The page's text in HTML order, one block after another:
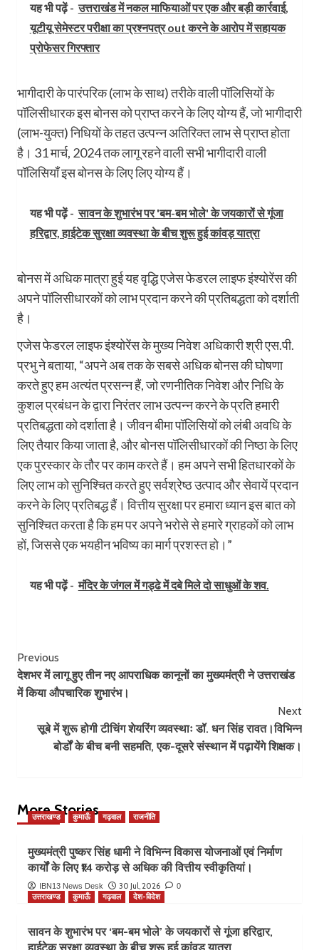
यह भी पढ़ें - उत्तराखंड में नकल माफियाओं पर एक और बड़ी कार्रवाई,
यूटीयू सेमेस्टर परीक्षा का प्रश्नपत्र out करने के आरोप में सहायक
प्रोफेसर गिरफ्तार
भागीदारी के पारंपरिक (लाभ के साथ) तरीके वाली पॉलिसियों के
पॉलिसीधारक इस बोनस को प्राप्त करने के लिए योग्य हैं, जो भागीदारी
(लाभ-युक्त) निधियों के तहत उत्पन्न अतिरिक्त लाभ से प्राप्त होता
है। 31 मार्च, 2024 तक लागू रहने वाली सभी भागीदारी वाली
पॉलिसियाँ इस बोनस के लिए लिए योग्य हैं।
यह भी पढ़ें - सावन के शुभारंभ पर 'बम-बम भोले' के जयकारों से गूंजा
हरिद्वार, हाईटेक सुरक्षा व्यवस्था के बीच शुरू हुई कांवड़ यात्रा
बोनस में अधिक मात्रा हुई यह वृद्धि एजेस फेडरल लाइफ इंश्योरेंस की
अपने पॉलिसीधारकों को लाभ प्रदान करने की प्रतिबद्धता को दर्शाती
है।
एजेस फेडरल लाइफ इंश्योरेंस के मुख्य निवेश अधिकारी श्री एस.पी.
प्रभु ने बताया, “अपने अब तक के सबसे अधिक बोनस की घोषणा
करते हुए हम अत्यंत प्रसन्न हैं, जो रणनीतिक निवेश और निधि के
कुशल प्रबंधन के द्वारा निरंतर लाभ उत्पन्न करने के प्रति हमारी
प्रतिबद्धता को दर्शाता है। जीवन बीमा पॉलिसियों को लंबी अवधि के
लिए तैयार किया जाता है, और बोनस पॉलिसीधारकों की निष्ठा के लिए
एक पुरस्कार के तौर पर काम करते हैं। हम अपने सभी हितधारकों के
लिए लाभ को सुनिश्चित करते हुए सर्वश्रेष्ठ उत्पाद और सेवायें प्रदान
करने के लिए प्रतिबद्ध हैं। वित्तीय सुरक्षा पर हमारा ध्यान इस बात को
सुनिश्चित करता है कि हम पर अपने भरोसे से हमारे ग्राहकों को लाभ
हों, जिससे एक भयहीन भविष्य का मार्ग प्रशस्त हो।”
यह भी पढ़ें - मंदिर के जंगल में गड्ढे में दबे मिले दो साधुओं के शव.
Post
Navigation
Previous
देशभर में लागू हुए तीन नए आपराधिक कानूनों का मुख्यमंत्री ने उत्तराखंड
में किया औपचारिक शुभारंभ।
Next
सूबे में शुरू होगी टीचिंग शेयरिंग व्यवस्थाः डॉ. धन सिंह रावत।विभिन्न
बोर्डों के बीच बनी सहमति, एक-दूसरे संस्थान में पढ़ायेंगे शिक्षक।
More Stories
उत्तराखण्ड कुमाऊँ गढ़वाल राजनीति
मुख्यमंत्री पुष्कर सिंह धामी ने विभिन्न विकास योजनाओं एवं निर्माण
कार्यों के लिए ₹14 करोड़ से अधिक की वित्तीय स्वीकृतियां।
IBN13 News Desk 30 Jul, 2026 0
उत्तराखण्ड कुमाऊँ गढ़वाल देश-विदेश
सावन के शुभारंभ पर ‘बम-बम भोले’ के जयकारों से गूंजा हरिद्वार,